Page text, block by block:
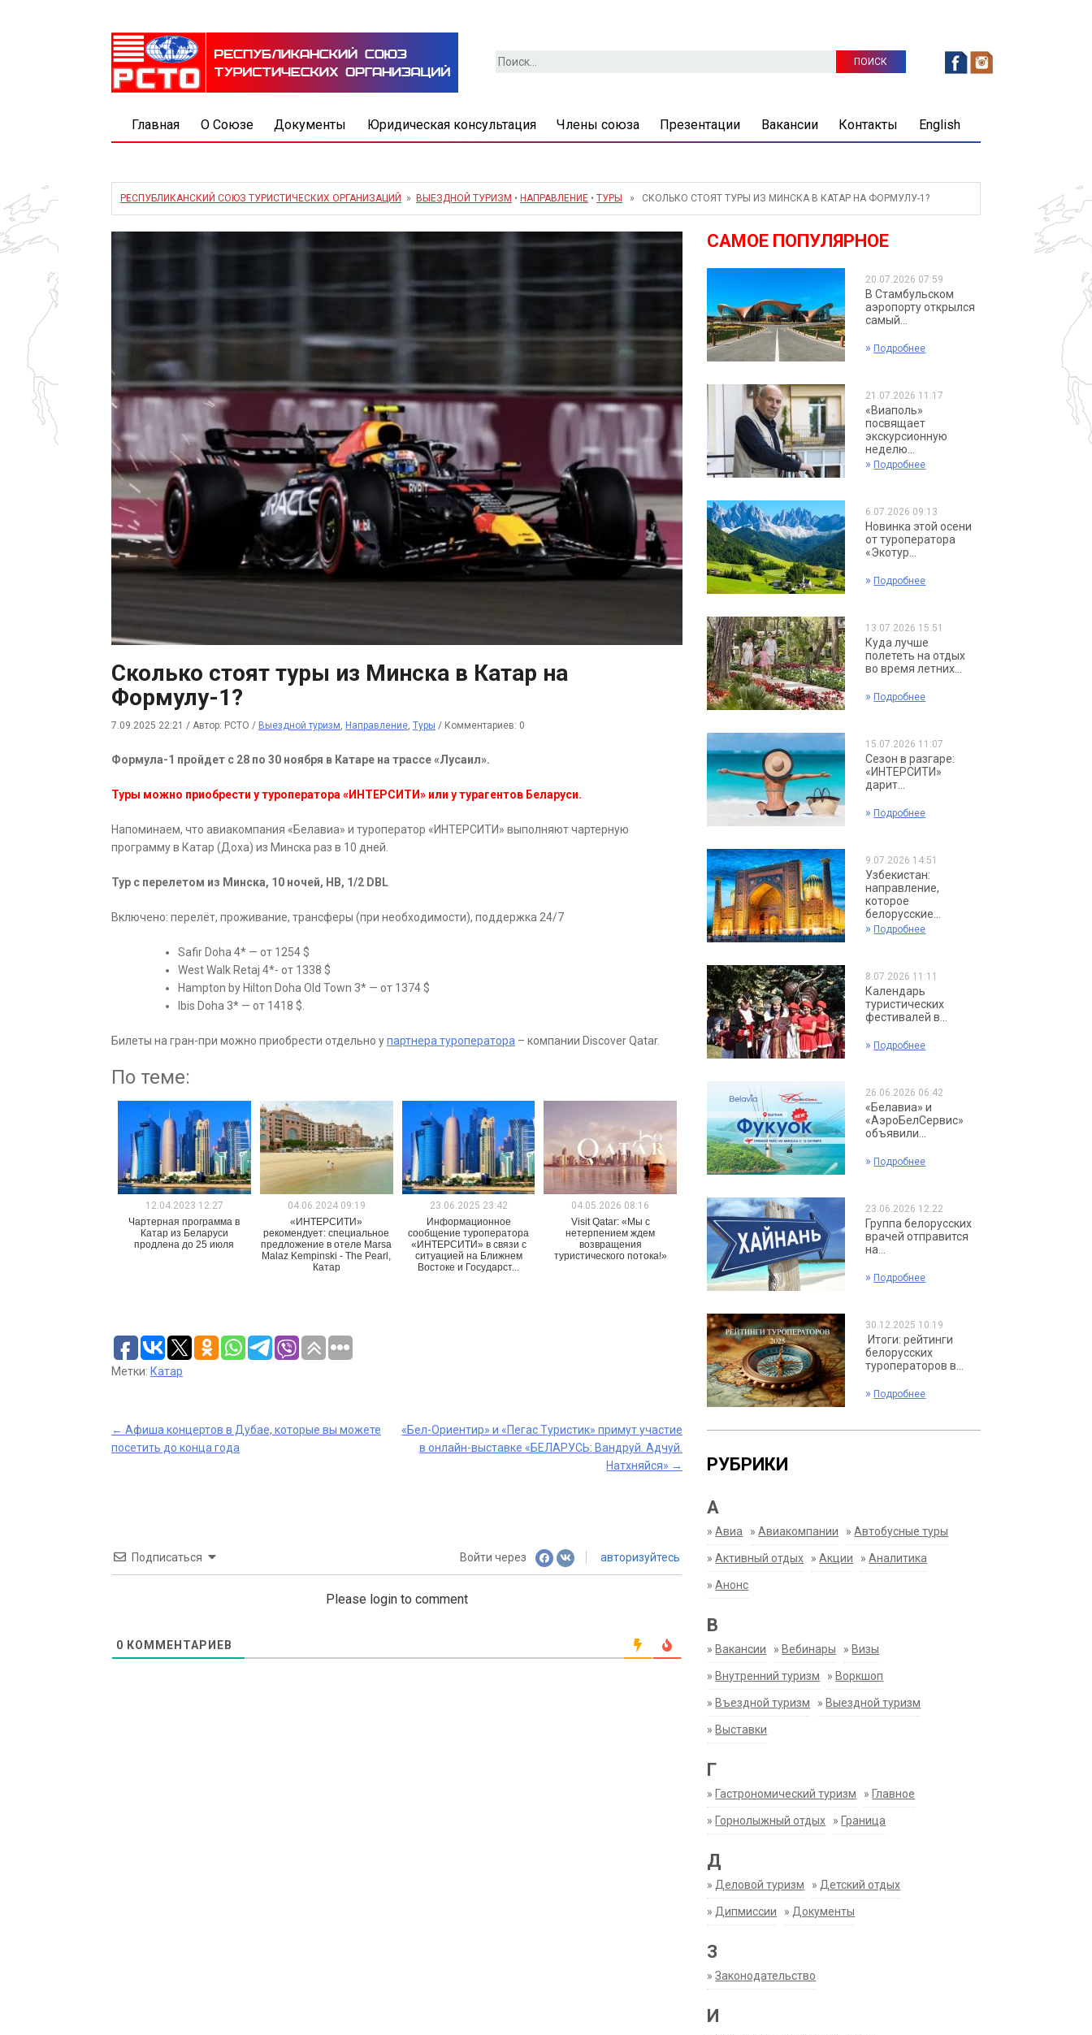
Найти:
Главная О Союзе Документы Юридическая консультация Члены союза Презентации Вакансии Контакты English
РЕСПУБЛИКАНСКИЙ СОЮЗ ТУРИСТИЧЕСКИХ ОРГАНИЗАЦИЙ » ВЫЕЗДНОЙ ТУРИЗМ • НАПРАВЛЕНИЕ • ТУРЫ » СКОЛЬКО СТОЯТ ТУРЫ ИЗ МИНСКА В КАТАР НА ФОРМУЛУ-1?
Сколько стоят туры из Минска в Катар на
Формулу-1?
7.09.2025 22:21 / Автор: РСТО / Выездной туризм, Направление, Туры / Комментариев: 0
Формула-1 пройдет с 28 по 30 ноября в Катаре на трассе «Лусаил».
Туры можно приобрести у туроператора «ИНТЕРСИТИ» или у турагентов Беларуси.
Напоминаем, что авиакомпания «Белавиа» и туроператор «ИНТЕРСИТИ» выполняют чартерную
программу в Катар (Доха) из Минска раз в 10 дней.
Тур с перелетом из Минска, 10 ночей, HB, 1/2 DBL
Включено: перелёт, проживание, трансферы (при необходимости), поддержка 24/7
Safir Doha 4* — от 1254 $
West Walk Retaj 4*- от 1338 $
Hampton by Hilton Doha Old Town 3* — от 1374 $
Ibis Doha 3* — от 1418 $.
Билеты на гран-при можно приобрести отдельно упартнера туроператора – компании Discover Qatar.
По теме:
12.04.2023 12:27
Чартерная программа в
Катар из Беларуси
продлена до 25 июля
04.06.2024 09:19
«ИНТЕРСИТИ»
рекомендует: специальное
предложение в отеле Marsa
Malaz Kempinski - The Pearl,
Катар
23.06.2025 23:42
Информационное
сообщение туроператора
«ИНТЕРСИТИ» в связи с
ситуацией на Ближнем
Востоке и Государст...
04.05.2026 08:16
Visit Qatar: «Мы с
нетерпением ждем
возвращения
туристического потока!»
Метки: Катар
Post
← Афиша концертов в Дубае, которые вы можете
посетить до конца года
«Бел-Ориентир» и «Пегас Туристик» примут участие
в онлайн-выставке «БЕЛАРУСЬ: Вандруй. Адчуй.
Натхняйся» →
Подписаться Войти через авторизуйтесь
Please login to comment
0 КОММЕНТАРИЕВ
САМОЕ ПОПУЛЯРНОЕ
20.07.2026 07:59
В Стамбульском
аэропорту открылся
самый...
» Подробнее
21.07.2026 11:17
«Виаполь»
посвящает
экскурсионную
неделю...
» Подробнее
6.07.2026 09:13
Новинка этой осени
от туроператора
«Экотур...
» Подробнее
13.07.2026 15:51
Куда лучше
полететь на отдых
во время летних...
» Подробнее
15.07.2026 11:07
Сезон в разгаре:
«ИНТЕРСИТИ»
дарит...
» Подробнее
9.07.2026 14:51
Узбекистан:
направление,
которое
белорусские...
» Подробнее
8.07.2026 11:11
Календарь
туристических
фестивалей в...
» Подробнее
26.06.2026 06:42
«Белавиа» и
«АэроБелСервис»
объявили...
» Подробнее
23.06.2026 12:22
Группа белорусских
врачей отправится
на...
» Подробнее
30.12.2025 10:19
Итоги: рейтинги
белорусских
туроператоров в...
» Подробнее
РУБРИКИ
А
»Авиа »Авиакомпании »Автобусные туры
»Активный отдых »Акции »Аналитика
»Анонс
В
» Вакансии » Вебинары » Визы
» Внутренний туризм » Воркшоп
» Въездной туризм » Выездной туризм
» Выставки
Г
» Гастрономический туризм » Главное
» Горнолыжный отдых » Граница
Д
» Деловой туризм » Детский отдых
» Дипмиссии » Документы
З
»Законодательство
И